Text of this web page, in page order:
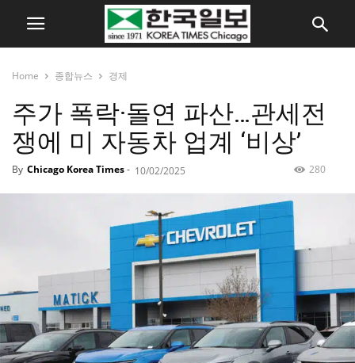
Home 종합뉴스 경제
주가 폭락·돌연 파산…관세전
쟁에 미 자동차 업계 ‘비상’
By Chicago Korea Times- 10/02/2025 280